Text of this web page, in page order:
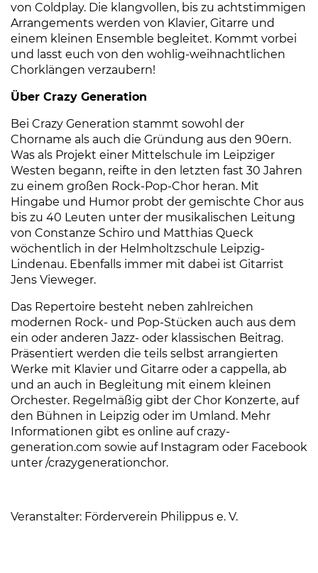
von Coldplay. Die klangvollen, bis zu achtstimmigen
Arrangements werden von Klavier, Gitarre und
einem kleinen Ensemble begleitet. Kommt vorbei
und lasst euch von den wohlig-weihnachtlichen
Chorklängen verzaubern!
Über Crazy Generation
Bei Crazy Generation stammt sowohl der
Chorname als auch die Gründung aus den 90ern.
Was als Projekt einer Mittelschule im Leipziger
Westen begann, reifte in den letzten fast 30 Jahren
zu einem großen Rock-Pop-Chor heran. Mit
Hingabe und Humor probt der gemischte Chor aus
bis zu 40 Leuten unter der musikalischen Leitung
von Constanze Schiro und Matthias Queck
wöchentlich in der Helmholtzschule Leipzig-
Lindenau. Ebenfalls immer mit dabei ist Gitarrist
Jens Vieweger.
Das Repertoire besteht neben zahlreichen
modernen Rock- und Pop-Stücken auch aus dem
ein oder anderen Jazz- oder klassischen Beitrag.
Präsentiert werden die teils selbst arrangierten
Werke mit Klavier und Gitarre oder a cappella, ab
und an auch in Begleitung mit einem kleinen
Orchester. Regelmäßig gibt der Chor Konzerte, auf
den Bühnen in Leipzig oder im Umland. Mehr
Informationen gibt es online auf crazy-
generation.com sowie auf Instagram oder Facebook
unter /crazygenerationchor.
Veranstalter: Förderverein Philippus e. V.